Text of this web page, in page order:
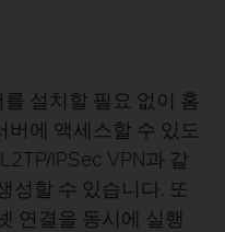
설치할 필요 없이 홈
버에 액세스할 수 있도
IPSec VPN과 같
성할 수 있습니다. 또
연결을 동시에 실행